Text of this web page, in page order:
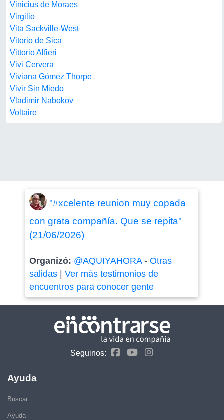
Vinicius de Moraes
Virgilio
Vita Sackville-West
Vitorio de Sica
Vittorio Alfieri
Vivi Cervera
Viviana Gómez Thorpe
Vivir Sin Miedo
Vladimir Nabokov
Voltaire
"#xcelente reunion muy copada
con grata compañía. Que se repita"
(21/06/2026)
Organizó: @AQUIYAHORA- Otras
salidas| Ver más testimonios de
encuentros para conocer gente
Seguinos:
Ayuda
Buscar
Ayuda